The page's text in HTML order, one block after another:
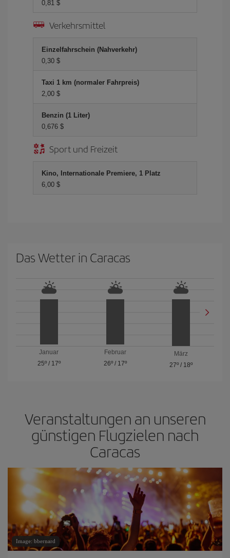
0,81 $
Verkehrsmittel
Einzelfahrschein (Nahverkehr)
0,30 $
Taxi 1 km (normaler Fahrpreis)
2,00 $
Benzin (1 Liter)
0,676 $
Sport und Freizeit
Kino, Internationale Premiere, 1 Platz
6,00 $
Das Wetter in Caracas
Januar
25º/ 17º
Februar
26º/ 17º
März
27º / 18º
Veranstaltungen an unseren
günstigen Flugzielen nach
Caracas
Image: bbernard